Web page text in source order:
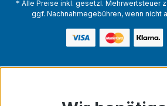
* Alle Preise inkl. gesetzl. Mehrwertsteuer
ggf. Nachnahmegebühren, wenn nicht